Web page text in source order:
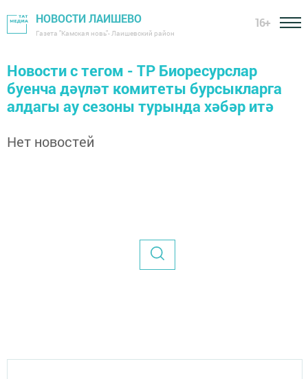
НОВОСТИ ЛАИШЕВО
Газета "Камская новь"- Лаишевский район
16+
Новости с тегом - ТР Биоресурслар
буенча дәүләт комитеты бурсыкларга
алдагы ау сезоны турында хәбәр итә
Нет новостей